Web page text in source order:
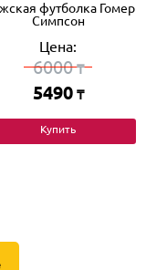
футболка Гомер
Симпсон
Цена:
6000₸
5490 ₸
Купить